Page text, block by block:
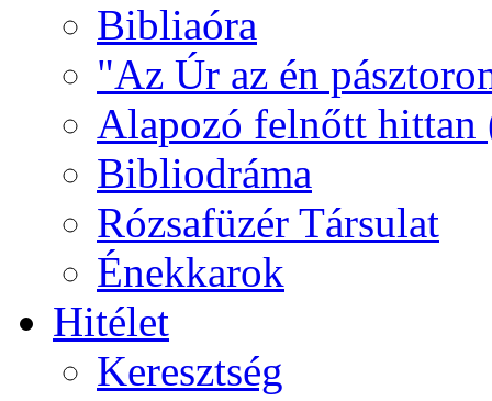
Bibliaóra
"Az Úr az én
Alapozó felnőtt hittan
Bibliodráma
Rózsafüzér Társulat
Énekkarok
Hitélet
Keresztség